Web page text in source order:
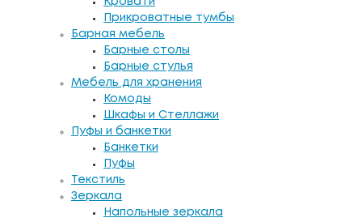
Прикроватные тумбы
Барная мебель
Барные столы
Барные стулья
Мебель для хранения
Комоды
Шкафы и Стеллажи
Пуфы и банкетки
Банкетки
Пуфы
Текстиль
Зеркала
Напольные зеркала